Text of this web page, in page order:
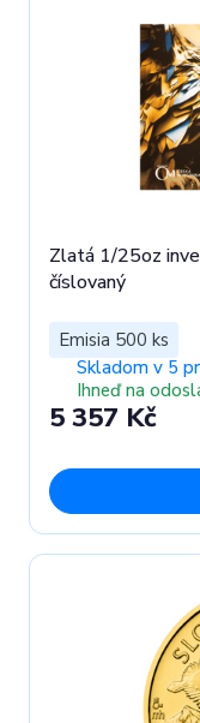
Zlatá 1/25oz
číslovaný
Emisia 500 ks
Skladom v 5
Ihneď na
5 357 Kč